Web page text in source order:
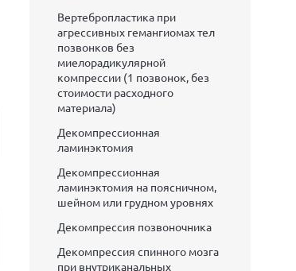
Вертебропластика при
агрессивных гемангиомах тел
позвонков без
миелорадикулярной
компрессии (1 позвонок, без
стоимости расходного
материала)
Декомпрессионная
ламинэктомия
Декомпрессионная
ламинэктомия на поясничном,
шейном или грудном уровнях
Декомпрессия позвоночника
Декомпрессия спинного мозга
при внутриканальных